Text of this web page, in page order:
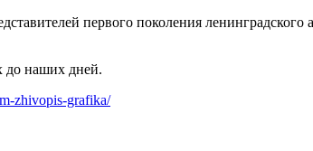
первого поколения ленинградского
до наших дней.
zhivopis-grafika/